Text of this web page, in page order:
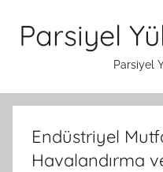
Parsiyel
Parsiyel
Endüstriyel
Havalandırma